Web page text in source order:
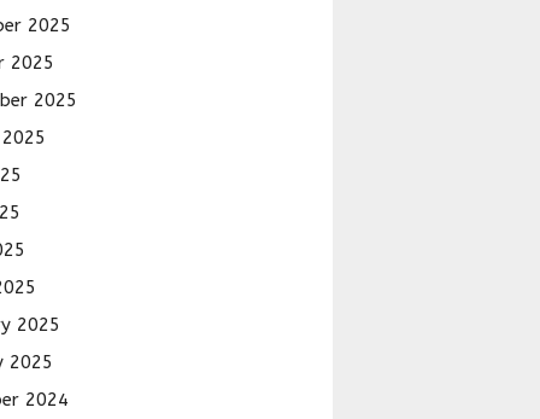
2025
2025
2025
2025
2025
2024